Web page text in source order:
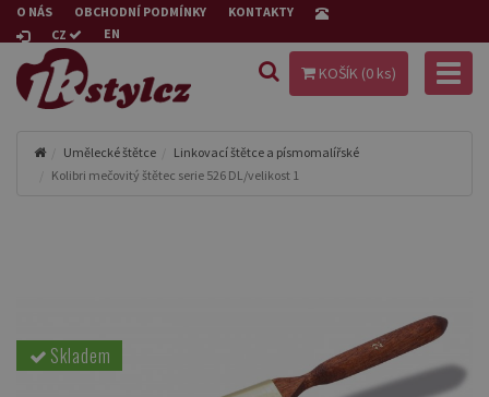
O NÁS OBCHODNÍ PODMÍNKY
KONTAKTY
CZ
EN
KOŠÍK (0 ks)
Umělecké štětce
Linkovací štětce a písmomalířské
Kolibri mečovitý štětec serie 526 DL/velikost 1
Skladem